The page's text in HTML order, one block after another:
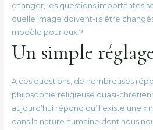
changer, les questions importantes
quelle image doivent-ils être
modèle pour eux ?
Un simple
A ces questions, de nombreuses
philosophie religieuse quasi-
aujourd’hui répond qu’il existe une «
dans la nature humaine dont nous